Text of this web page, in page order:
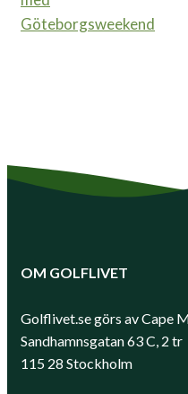
Göteborgsweekend
OM GOLFLIVET
Golflivet.se görs av Cape
Sandhamnsgatan 63 C, 2 tr
115 28 Stockholm